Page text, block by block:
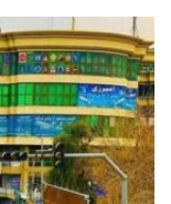
شوي
ننګرهار
کې
یو
کس
په
ډزو
وژل
شوی